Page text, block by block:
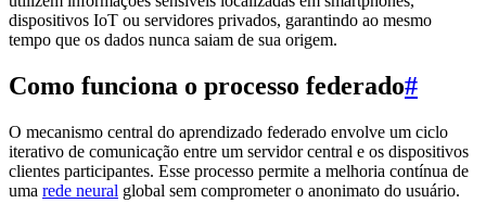
dispositivos IoT ou servidores privados, garantindo ao mesmo
tempo que os dados nunca saiam de sua origem.
Como funciona o processo federado#
O mecanismo central do aprendizado federado envolve um ciclo
iterativo de comunicação entre um servidor central e os dispositivos
clientes participantes. Esse processo permite a melhoria contínua de
uma rede neural global sem comprometer o anonimato do usuário.